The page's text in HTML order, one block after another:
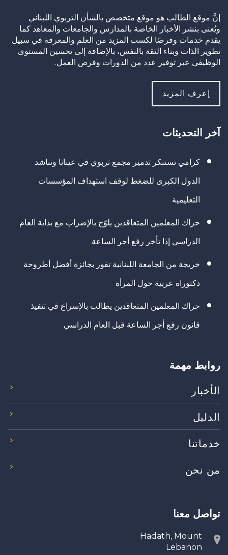
إنَّ موقع الطالب هو موقع متخصص بالشأن التربوي اللبناني
ويُعنى بنشر الأخبار الخاصة بالمدارس والجامعات والمعاهد كما
يقدم خدمات وفرصًا لكسب المزيد من العلم والمعرفة في سبيل
تطوير الذات وبناء الثقة بالنفس، بالإضافة إلى تحسين المستوى
الوظيفي عبر توفير عدد من الدورات وفرص العمل.
إعرف المزيد
آخر التحديثات
كرامي تستنكر تدمير مجمع تربوي في عيناثا وتناشد
الدول الكبرى للضغط لوقف استهداف المؤسسات
التعليمية
حراك المعلمين المتعاقدين يلوّح بالإضراب مع بداية العام
الدراسي إذا تأخر رفع أجر الساعة
خريجة من الجامعة اللبنانية تفوز بجائزة أفضل أطروحة
دكتوراه عربية حول المرأة
حراك المعلمين المتعاقدين يطالب بالإسراع في تنفيذ
قانون رفع أجر الساعة قبل العام الدراسي
روابط مهمة
الأخبار
الدليل
خدماتنا
من نحن
تواصل معنا
Hadath, Mount
Lebanon